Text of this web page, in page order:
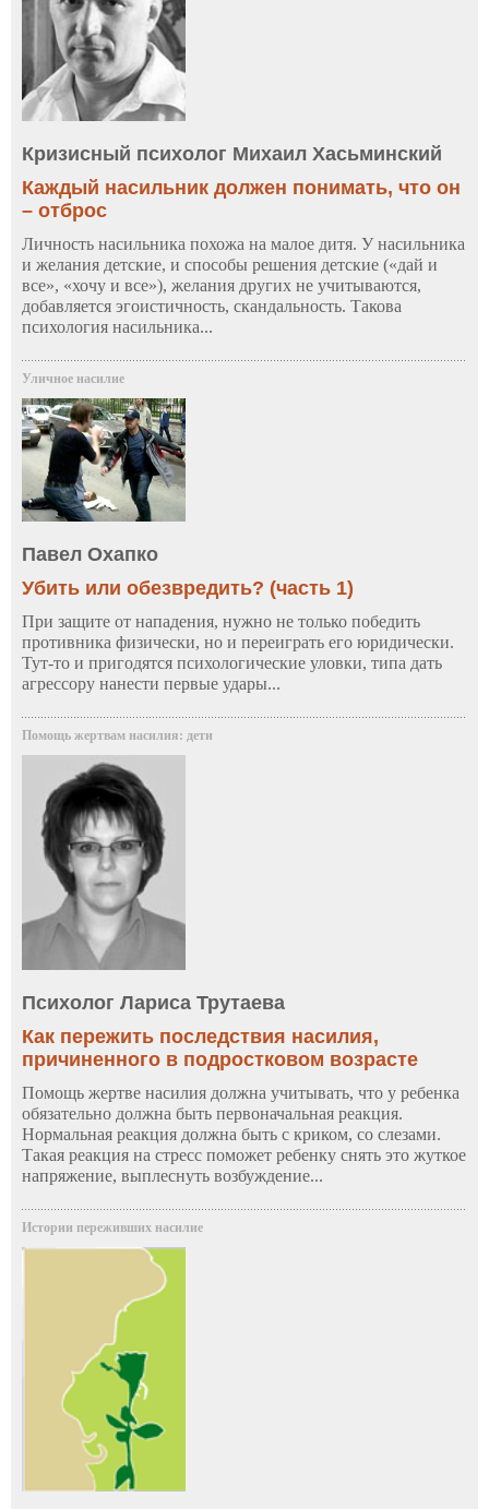
Кризисный психолог Михаил Хасьминский
Каждый насильник должен понимать, что он
– отброс
Личность насильника похожа на малое дитя. У насильника
и желания детские, и способы решения детские («дай и
все», «хочу и все»), желания других не учитываются,
добавляется эгоистичность, скандальность. Такова
психология насильника...
Уличное насилие
Павел Охапко
Убить или обезвредить? (часть 1)
При защите от нападения, нужно не только победить
противника физически, но и переиграть его юридически.
Тут-то и пригодятся психологические уловки, типа дать
агрессору нанести первые удары...
Помощь жертвам насилия: дети
Психолог Лариса Трутаева
Как пережить последствия насилия,
причиненного в подростковом возрасте
Помощь жертве насилия должна учитывать, что у ребенка
обязательно должна быть первоначальная реакция.
Нормальная реакция должна быть с криком, со слезами.
Такая реакция на стресс поможет ребенку снять это жуткое
напряжение, выплеснуть возбуждение...
Истории переживших насилие